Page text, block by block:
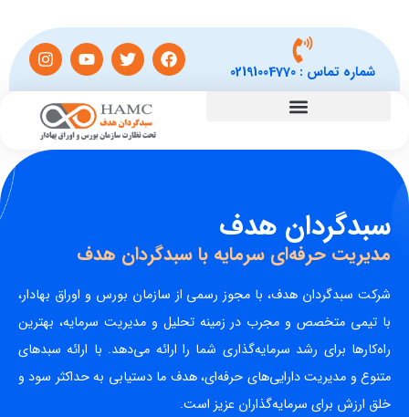
شماره تماس :02191004770
سبدگردان هدف
مدیریت حرفه‌ای سرمایه با سبدگردان هدف
شرکت سبدگردان هدف، با مجوز رسمی از سازمان بورس و اوراق بهادار،
با تیمی متخصص و مجرب در زمینه تحلیل و مدیریت سرمایه، بهترین
راه‌کارها برای رشد سرمایه‌گذاری شما را ارائه می‌دهد. با ارائه سبدهای
متنوع و مدیریت دارایی‌های حرفه‌ای، هدف ما دستیابی به حداکثر سود و
خلق ارزش برای سرمایه‌گذاران عزیز است.